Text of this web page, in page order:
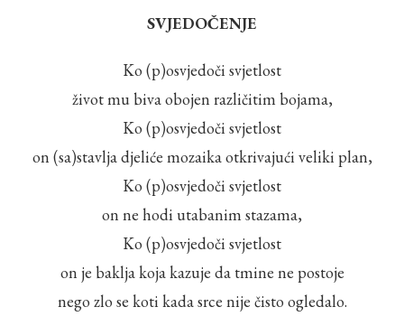
SVJEDOČENJE
Ko (p)osvjedoči svjetlost
život mu biva obojen različitim bojama,
Ko (p)osvjedoči svjetlost
on (sa)stavlja djeliće mozaika otkrivajući veliki plan,
Ko (p)osvjedoči svjetlost
on ne hodi utabanim stazama,
Ko (p)osvjedoči svjetlost
on je baklja koja kazuje da tmine ne postoje
nego zlo se koti kada srce nije čisto ogledalo.